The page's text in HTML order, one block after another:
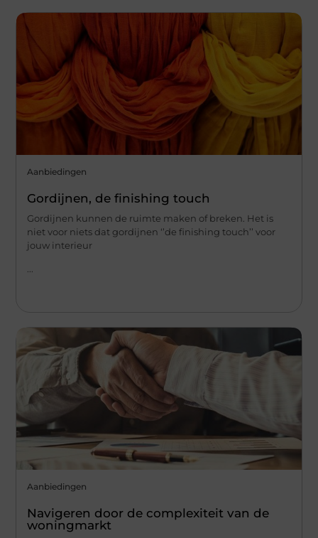
Aanbiedingen
Gordijnen, de finishing touch
Gordijnen kunnen de ruimte maken of breken. Het is
niet voor niets dat gordijnen ‘’de finishing touch’’ voor
jouw interieur
Aanbiedingen
Navigeren door de complexiteit van de
woningmarkt